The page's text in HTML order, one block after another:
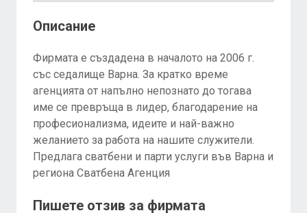
Описание
Фирмата е създадена в началото на 2006 г.
със седалище Варна. За кратко време
агенцията от напълно непознато до тогава
име се превръща в лидер, благодарение на
професионализма, идеите и най-важно
желанието за работа на нашите служители.
Предлага сватбени и парти услуги във Варна и
региона Сватбена Агенция
Пишете отзив за фирмата